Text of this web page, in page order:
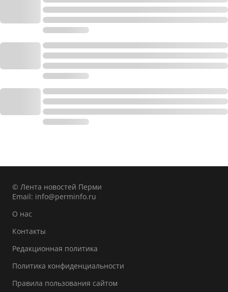
© Лента новостей Перми
Email: info@perminfo.ru
О нас
Контакты
Редакционная политика
Политика конфиденциальности
Правила пользования сайтом